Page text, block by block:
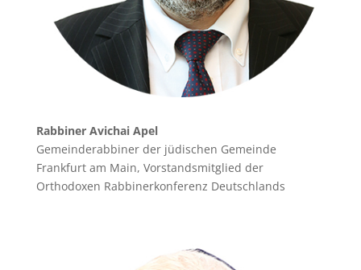
Rabbiner Avichai Apel
Gemeinderabbiner der jüdischen Gemeinde
Frankfurt am Main, Vorstandsmitglied der
Orthodoxen Rabbinerkonferenz Deutschlands